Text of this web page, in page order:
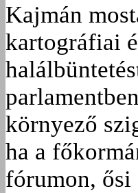
Kajmán
kartográfiai
környező
ha a
fórumon, ősi